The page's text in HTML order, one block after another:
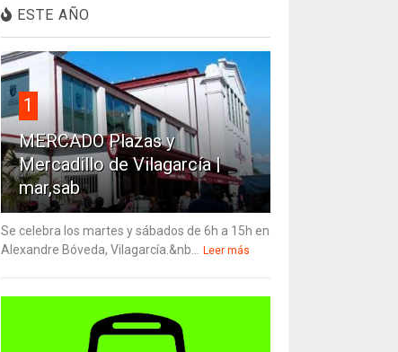
ESTE AÑO
1
MERCADO Plazas y
Mercadillo de Vilagarcía |
mar,sab
Se celebra los martes y sábados de 6h a 15h en
Alexandre Bóveda, Vilagarcía.&nb...
Leer más